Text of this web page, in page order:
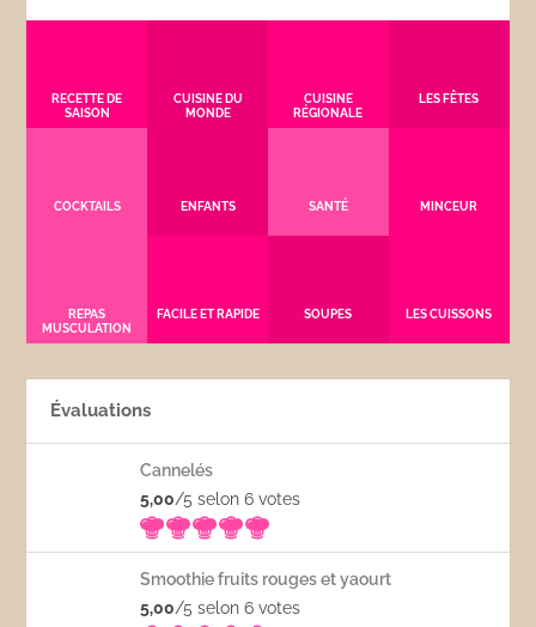
RECETTE DE
SAISON
CUISINE DU
MONDE
CUISINE
RÉGIONALE
LES FÊTES
COCKTAILS ENFANTS SANTÉ MINCEUR
REPAS
MUSCULATION
FACILE ET RAPIDE SOUPES LES CUISSONS
Évaluations
Cannelés
5,00/5 selon 6votes
Smoothie fruits rouges et yaourt
5,00/5 selon 6votes